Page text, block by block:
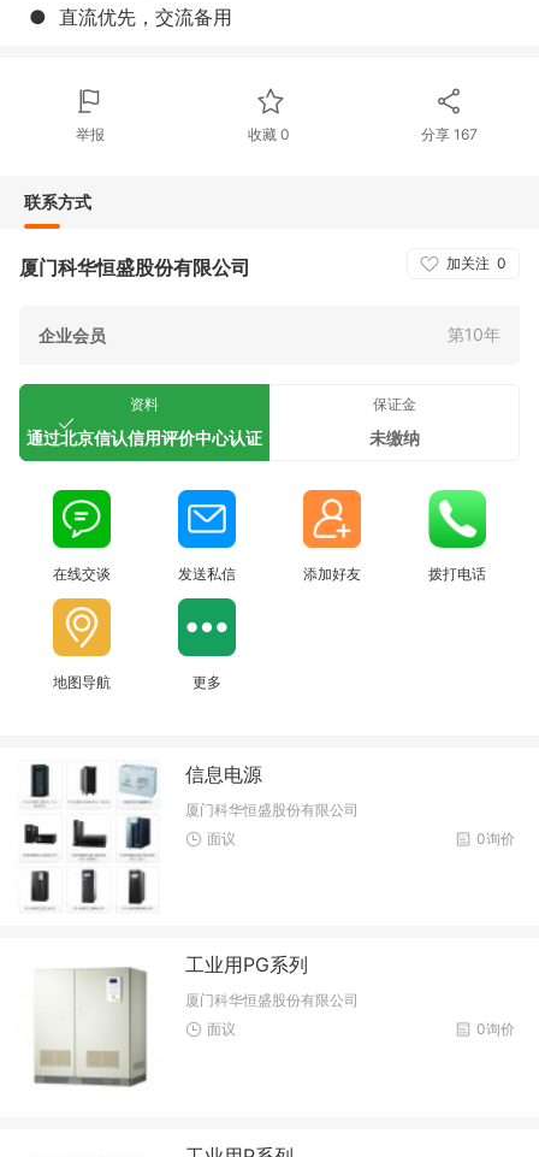
● 直流优先，交流备用
举报 收藏0 分享 167
联系方式
加关注 0
厦门科华恒盛股份有限公司
企业会员 第10年
资料
通过北京信认信用评价中心认证
保证金
未缴纳
在线交谈 发送私信 添加好友 拨打电话
地图导航 更多
信息电源
厦门科华恒盛股份有限公司
0询价
面议
工业用PG系列
厦门科华恒盛股份有限公司
0询价
面议